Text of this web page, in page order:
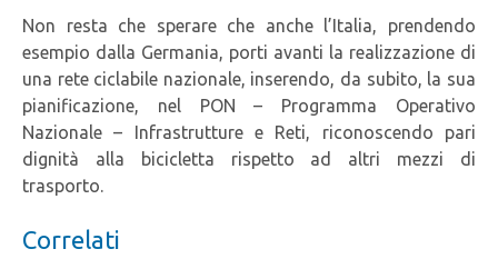
Non resta che sperare che anche l’Italia, prendendo
esempio dalla Germania, porti avanti la realizzazione di
una rete ciclabile nazionale, inserendo, da subito, la sua
pianificazione, nel PON – Programma Operativo
Nazionale – Infrastrutture e Reti, riconoscendo pari
dignità alla bicicletta rispetto ad altri mezzi di
trasporto.
Correlati